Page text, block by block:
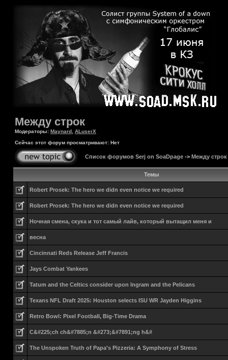
Между строк
Модераторы: Maynard ALuserX
Сейчас этот форум просматривают: Нет
Список форумов Serj on SoaDpage -> Между строк
Темы
Robert Prosek: The hero we didn even notice we required
Robert Prosek: The hero we didn even notice we required
Ночная смена, скука и тот самый лайв, который вытащил меня и
весна
Cincinnati Reds Release Jeff Francis
Jays Combat Yankees
Tatum and the Celtics consider upon Ingram and the Pelicans
Texans NFL Draft 2025: Houston selects ISU WR Jayden Higgins
Retro Bowl: Pixel Football, Big-Time Drama
C&#225;ch ch&#7885;n &#273;&#7891;ng h&#
The Unspoken Truth of Papa's Pizzeria: A Symphony of Stress